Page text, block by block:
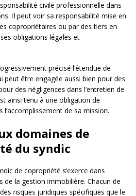
civile professionnelle dans
Il peut voir sa responsabilité mise en
copropriétaires ou par des tiers en
obligations légales et
précisé l’étendue de
peut être engagée aussi bien pour des
des négligences dans l’entretien de
ainsi tenu à une obligation de
de sa mission.
domaines de
du syndic
de copropriété s’exerce dans
de la gestion immobilière. Chacun de
risques juridiques spécifiques que le